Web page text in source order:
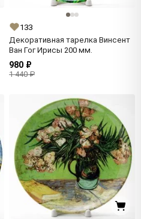
133
Декоративная тарелка Винсент
Ван Гог Ирисы 200 мм.
980 ₽
1 440 ₽